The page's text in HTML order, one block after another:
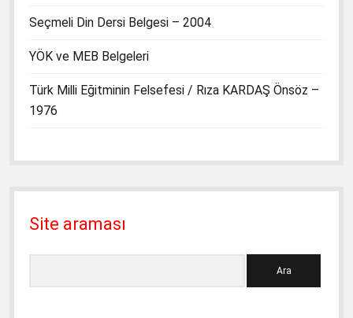
Seçmeli Din Dersi Belgesi – 2004
YÖK ve MEB Belgeleri
Türk Milli Eğitminin Felsefesi / Rıza KARDAŞ Önsöz –
1976
Site araması